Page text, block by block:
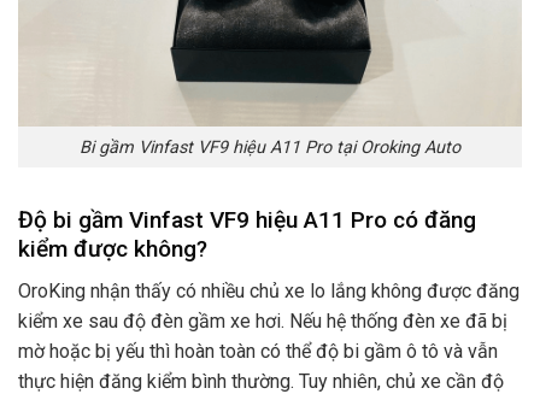
Bi gầm Vinfast VF9 hiệu A11 Pro tại Oroking Auto
Độ bi gầm Vinfast VF9 hiệu A11 Pro có đăng
kiểm được không?
OroKing nhận thấy có nhiều chủ xe lo lắng không được đăng
kiểm xe sau độ đèn gầm xe hơi. Nếu hệ thống đèn xe đã bị
mờ hoặc bị yếu thì hoàn toàn có thể độ bi gầm ô tô và vẫn
thực hiện đăng kiểm bình thường. Tuy nhiên, chủ xe cần độ